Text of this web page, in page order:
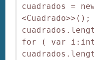
cuadrados =
for ( var